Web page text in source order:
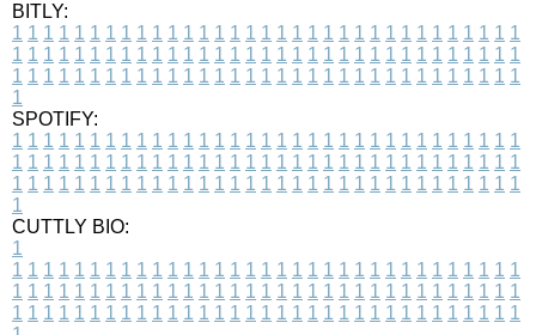
BITLY:
1 1 1 1 1 1 1 1 1 1 1 1 1 1 1 1 1 1 1 1 1 1 1 1 1 1 1 1 1 1 1 1 1
1 1 1 1 1 1 1 1 1 1 1 1 1 1 1 1 1 1 1 1 1 1 1 1 1 1 1 1 1 1 1 1 1
1 1 1 1 1 1 1 1 1 1 1 1 1 1 1 1 1 1 1 1 1 1 1 1 1 1 1 1 1 1 1 1 1
1
SPOTIFY:
1 1 1 1 1 1 1 1 1 1 1 1 1 1 1 1 1 1 1 1 1 1 1 1 1 1 1 1 1 1 1 1 1
1 1 1 1 1 1 1 1 1 1 1 1 1 1 1 1 1 1 1 1 1 1 1 1 1 1 1 1 1 1 1 1 1
1 1 1 1 1 1 1 1 1 1 1 1 1 1 1 1 1 1 1 1 1 1 1 1 1 1 1 1 1 1 1 1 1
1
CUTTLY BIO:
1
1 1 1 1 1 1 1 1 1 1 1 1 1 1 1 1 1 1 1 1 1 1 1 1 1 1 1 1 1 1 1 1 1
1 1 1 1 1 1 1 1 1 1 1 1 1 1 1 1 1 1 1 1 1 1 1 1 1 1 1 1 1 1 1 1 1
1 1 1 1 1 1 1 1 1 1 1 1 1 1 1 1 1 1 1 1 1 1 1 1 1 1 1 1 1 1 1 1 1